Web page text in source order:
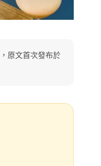
，原文首次發布於